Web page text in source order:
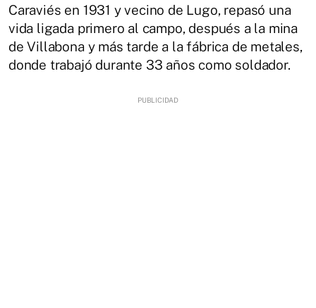
Caraviés en 1931 y vecino de Lugo, repasó una
vida ligada primero al campo, después a la mina
de Villabona y más tarde a la fábrica de metales,
donde trabajó durante 33 años como soldador.